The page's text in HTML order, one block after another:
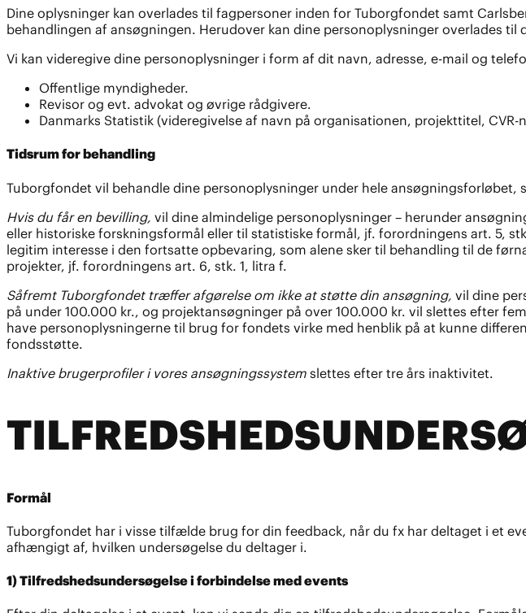
Dine oplysninger kan overlades til fagpersoner inden for Tuborgfondet samt
behandlingen af ansøgningen. Herudover kan dine personoplysninger overlades
Vi kan videregive dine personoplysninger i form af dit navn, adresse, e-mail og
Offentlige myndigheder.
Revisor og evt. advokat og øvrige rådgivere.
Danmarks Statistik (videregivelse af navn på organisationen, projekttitel,
Tidsrum for behandling
Tuborgfondet vil behandle dine personoplysninger under hele ansøgningsforløbet,
Hvis du får en bevilling, vil dine almindelige personoplysninger – herunder
eller historiske forskningsformål eller til statistiske formål, jf. forordningens art. 5,
legitim interesse i den fortsatte opbevaring, som alene sker til behandling til de
projekter, jf. forordningens art. 6, stk. 1, litra f.
Såfremt Tuborgfondet træffer afgørelse om ikke at støtte din ansøgning, vil dine
på under 100.000 kr., og projektansøgninger på over 100.000 kr. vil slettes efter
have personoplysningerne til brug for fondets virke med henblik på at kunne
fondsstøtte.
Inaktive brugerprofiler i vores ansøgningssystem slettes efter tre års inaktivitet.
Formål
Tuborgfondet har i visse tilfælde brug for din feedback, når du fx har deltaget i et
afhængigt af, hvilken undersøgelse du deltager i.
1) Tilfredshedsundersøgelse i forbindelse med events